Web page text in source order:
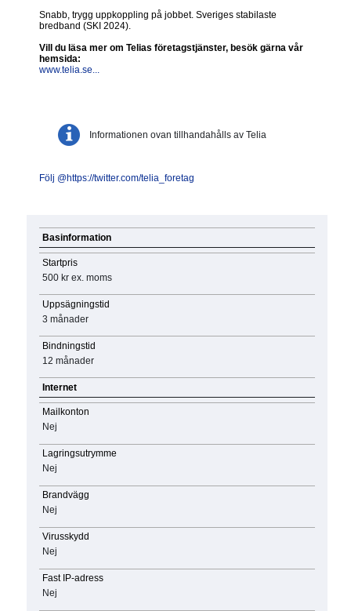
Snabb, trygg uppkoppling på jobbet. Sveriges stabilaste
bredband (SKI 2024).
Vill du läsa mer om Telias företagstjänster, besök gärna vår
hemsida:
www.telia.se...
Informationen ovan tillhandahålls av Telia
Följ @https://twitter.com/telia_foretag
Basinformation
Startpris
500 kr ex. moms
Uppsägningstid
3 månader
Bindningstid
12 månader
Internet
Mailkonton
Nej
Lagringsutrymme
Nej
Brandvägg
Nej
Virusskydd
Nej
Fast IP-adress
Nej